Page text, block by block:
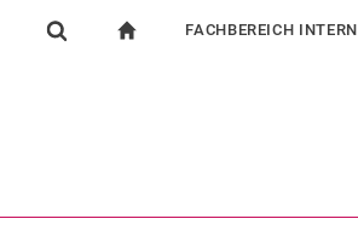
FACHBEREICH INTERN